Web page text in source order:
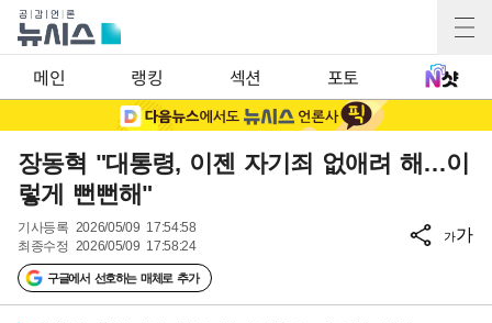
메인 랭킹 섹션 포토
장동혁 "대통령, 이젠 자기죄 없애려 해…이
렇게 뻔뻔해"
기사등록 2026/05/09 17:54:58
최종수정 2026/05/09 17:58:24
구글에서 선호하는 매체로 추가
가가